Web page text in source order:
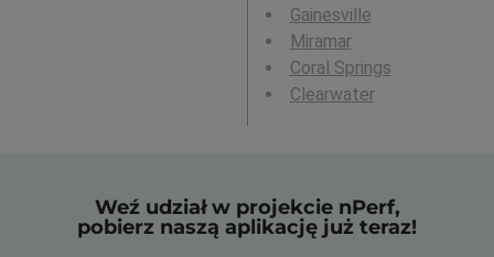
Gainesville
Miramar
Coral Springs
Clearwater
Weź udział w projekcie nPerf,
pobierz naszą aplikację już teraz!